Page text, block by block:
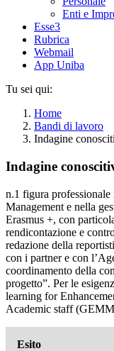
Enti e
Esse3
Rubrica
Webmail
App Uniba
Tu sei qui:
Home
Bandi di lavoro
Indagine
Indagine
n.1 figura
Management e nella
Erasmus +, con
rendicontazione e
redazione della
con i partner e con
coordinamento della
progetto”. Per le
learning for
Academic staff
Esito